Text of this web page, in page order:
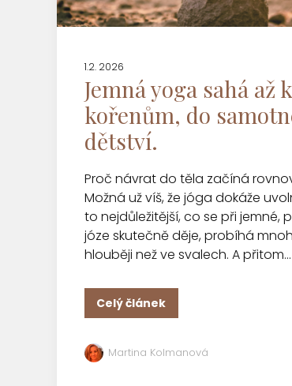
1.2. 2026
Jemná yoga sahá až
kořenům, do
dětství.
Proč návrat do těla začíná
Možná už víš, že jóga dokáže
to nejdůležitější, co se při jemné,
józe skutečně děje, probíhá
hlouběji než ve svalech. A přitom...
Celý článek
Martina Kolmanová